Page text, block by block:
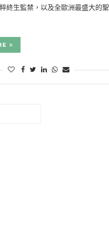
終生監禁，以及全歐洲最盛大的聖